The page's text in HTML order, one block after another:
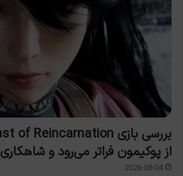
از پوکیمون فراتر می‌رود و
2026-08-04